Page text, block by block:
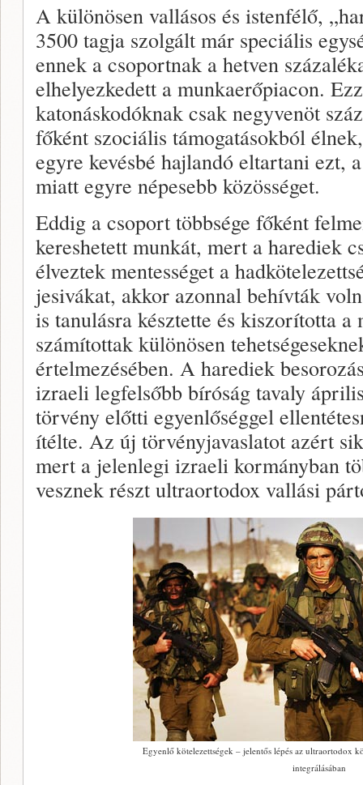
A különösen vallásos és istenfélő,
3500 tagja szolgált már speciális
ennek a csoportnak a hetven
elhelyezkedett a munkaerőpiacon.
katonáskodóknak csak negyvenöt
főként szociális támogatásokból
egyre kevésbé hajlandó eltartani ezt,
miatt egyre népesebb közösséget.
Eddig a csoport többsége főként
kereshetett munkát, mert a harediek
élveztek mentességet a
jesivákat, akkor azonnal behívták
is tanulásra késztette és kiszorította
számítottak különösen
értelmezésében. A harediek
izraeli legfelsőbb bíróság tavaly
törvény előtti egyenlőséggel
ítélte. Az új törvényjavaslatot azért
mert a jelenlegi izraeli kormányban
vesznek részt ultraortodox vallási
Egyenlő kötelezettségek – jelentős lépés az ultraortodox
integrálásában